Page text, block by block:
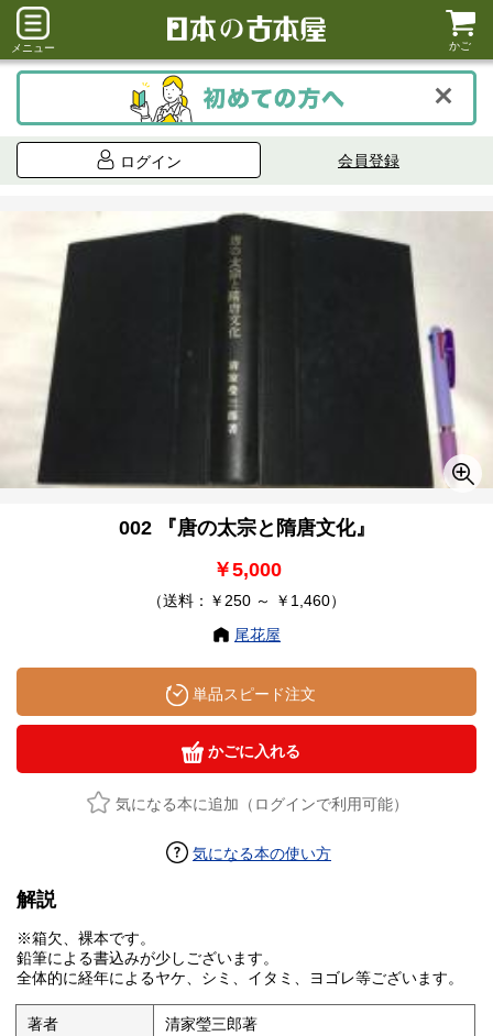
メニュー かご
ログイン 会員登録
002 『唐の太宗と隋唐文化』
￥5,000
（送料：￥250 ～ ￥1,460）
尾花屋
単品スピード注文
かごに入れる
気になる本に追加（ログインで利用可能）
気になる本の使い方
解説
※箱欠、裸本です。
鉛筆による書込みが少しございます。
全体的に経年によるヤケ、シミ、イタミ、ヨゴレ等ございます。
著者 清家瑩三郎著